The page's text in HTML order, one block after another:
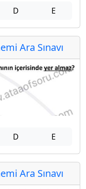
D E
Ara Sınavı
D E
Ara Sınavı